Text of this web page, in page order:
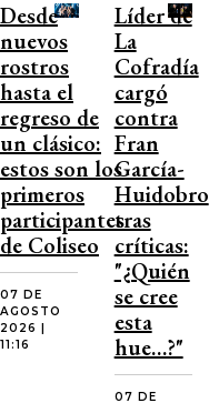
Desde
nuevos
rostros
hasta el
regreso de
un clásico:
estos son los
primeros
participantes
de Coliseo
07 DE
AGOSTO
2026 |
11:16
Líder de
La
Cofradía
cargó
contra
Fran
García-
Huidobro
tras
críticas:
"¿Quién
se cree
esta
hue…?"
07 DE